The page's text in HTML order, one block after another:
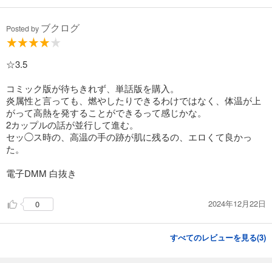
Posted by ブクログ
☆3.5
コミック版が待ちきれず、単話版を購入。
炎属性と言っても、燃やしたりできるわけではなく、体温が上
がって高熱を発することができるって感じかな。
2カップルの話が並行して進む。
セッ◯ス時の、高温の手の跡が肌に残るの、エロくて良かっ
た。
電子DMM 白抜き
0 2024年12月22日
すべてのレビューを見る(3)